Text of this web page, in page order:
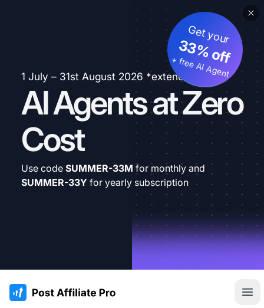
1 July – 31st August 2026 *extended
AI Agents at Zero
Cost
Get your
33% off
+ free AI Agent
Use code SUMMER-33M for monthly and
SUMMER-33Y for yearly subscription
:site.title